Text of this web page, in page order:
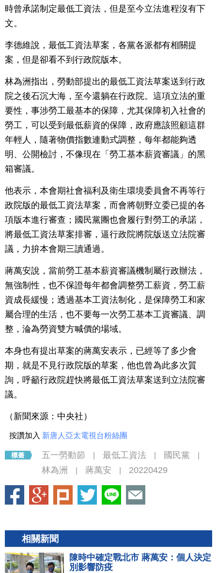
時曾承諾制定最低工資法，但是至今立法進程沒有下
文。
李德維說，最低工資法草案，各黨各派都有相關提
案，但是卻看不到行政院版本。
林為洲指出，勞動部提出的最低工資法草案送到行政
院之後石沉大海，至今還躺在行政院。這項立法的重
要性，事涉勞工最基本的保障，尤其保障初入社會的
勞工，可以受到最低薪資的保障，政府應該照顧這群
年輕人，隨著物價指數連動式調整，每年都能夠透
明、公開檢討，不像現在「勞工基本薪資審議」的黑
箱審議。
他表示，本會期社會福利及衛生環境委員會不再等行
政院版的最低工資法草案，而會將朝野立委已提的各
項版本進行審查；國民黨團也會履行對勞工的承諾，
將最低工資法草案排審，逼行政院將院版送立法院審
議，力拚本會期三讀通過。
蔣萬安說，當前勞工基本薪資審議機制屬行政辦法，
無強制性，也不保證每年都會調整勞工薪資，勞工薪
資成長緩慢；透過基本工資法制化，是保障勞工和家
屬合理的生活，也不要每一次勞工基本工資審議、調
整，淪為勞資雙方喊價的場域。
本身也有提出草案的蔣萬安表示，已經等了多少會
期，就是不見行政院版的草案，他也曾為此多次質
詢，呼籲行政院趕快將最低工資法草案送到立法院審
議。
（新聞來源：中央社）
按讚加入 新唐人亞太電視台粉絲團
五一勞動節 最低工資法 國民黨
林為洲 蔣萬安 20220429
相關新聞
陳時中確定戰北市 蔣萬安：個人決定
別影響防疫